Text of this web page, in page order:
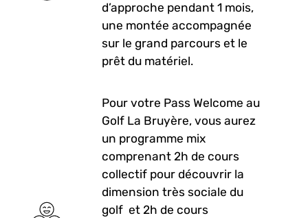
d’approche pendant 1 mois,
une montée accompagnée
sur le grand parcours et le
prêt du matériel.
Pour votre Pass Welcome au
Golf La Bruyère, vous aurez
un programme mix
comprenant 2h de cours
collectif pour découvrir la
dimension très sociale du
golf et 2h de cours